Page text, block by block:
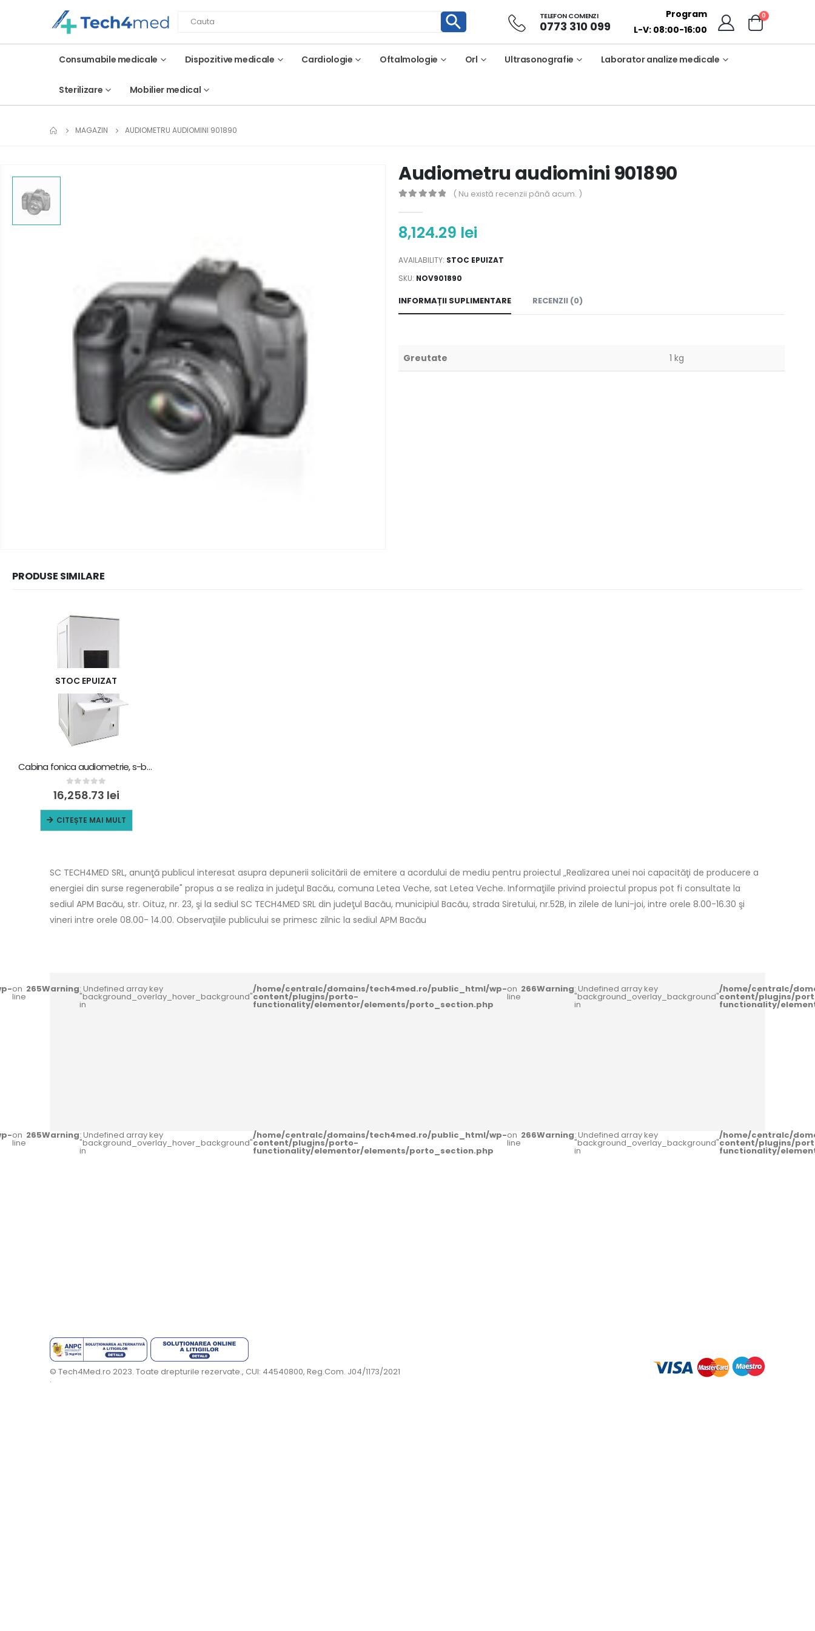
TELEFON COMENZI
0773 310 099
Program
L-V: 08:00-16:00
0
Consumabile medicale Dispozitive medicale Cardiologie Oftalmologie Orl Ultrasonografie Laborator analize medicale
Sterilizare Mobilier medical
MAGAZIN AUDIOMETRU AUDIOMINI 901890
Audiometru audiomini 901890
( Nu există recenzii până acum. )
8,124.29 lei
AVAILABILITY: STOC EPUIZAT
SKU: NOV901890
INFORMAȚII SUPLIMENTARE RECENZII (0)
Greutate 1 kg
PRODUSE SIMILARE
STOC EPUIZAT
Cabina fonica audiometrie, s-basic, 96 x 96 x 208 cm
0out of 5
16,258.73 lei
CITEȘTE MAI MULT
SC TECH4MED SRL, anunţă publicul interesat asupra depunerii solicitării de emitere a acordului de mediu pentru proiectul „Realizarea unei noi capacităţi de producere a
energiei din surse regenerabile" propus a se realiza in judeţul Bacău, comuna Letea Veche, sat Letea Veche. Informaţiile privind proiectul propus pot fi consultate la
sediul APM Bacău, str. Oituz, nr. 23, şi la sediul SC TECH4MED SRL din judeţul Bacău, municipiul Bacău, strada Siretului, nr.52B, in zilele de luni-joi, intre orele 8.00-16.30 şi
vineri intre orele 08.00- 14.00. Observaţiile publicului se primesc zilnic la sediul APM Bacău
on
line
265Warning: Undefined array key
"background_overlay_hover_background"
in
/home/centralc/domains/tech4med.ro/public_html/wp-
content/plugins/porto-
functionality/elementor/elements/porto_section.php
on
line
266Warning: Undefined array key
"background_overlay_background"
in
/home/centralc/
content/plugins/
functionality/
on
line
265Warning: Undefined array key
"background_overlay_hover_background"
in
/home/centralc/domains/tech4med.ro/public_html/wp-
content/plugins/porto-
functionality/elementor/elements/porto_section.php
on
line
266Warning: Undefined array key
"background_overlay_background"
in
/home/centralc/
content/plugins/
functionality/
© Tech4Med.ro 2023. Toate drepturile rezervate., CUI: 44540800, Reg.Com. J04/1173/2021
.